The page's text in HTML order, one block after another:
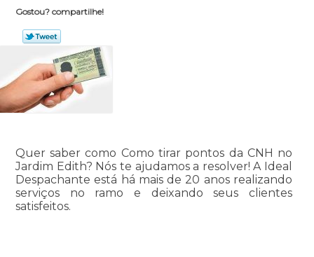
Gostou? compartilhe!
Quer saber como Como tirar pontos da CNH no
Jardim Edith? Nós te ajudamos a resolver! A Ideal
Despachante está há mais de 20 anos realizando
serviços no ramo e deixando seus clientes
satisfeitos.